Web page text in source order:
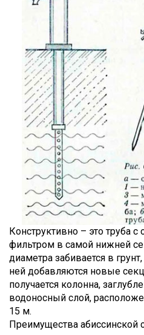
Конструктивно – это труба
фильтром в самой нижней
диаметра забивается в
ней добавляются новые
получается колонна,
водоносный слой,
15 м.
Преимущества абиссинской